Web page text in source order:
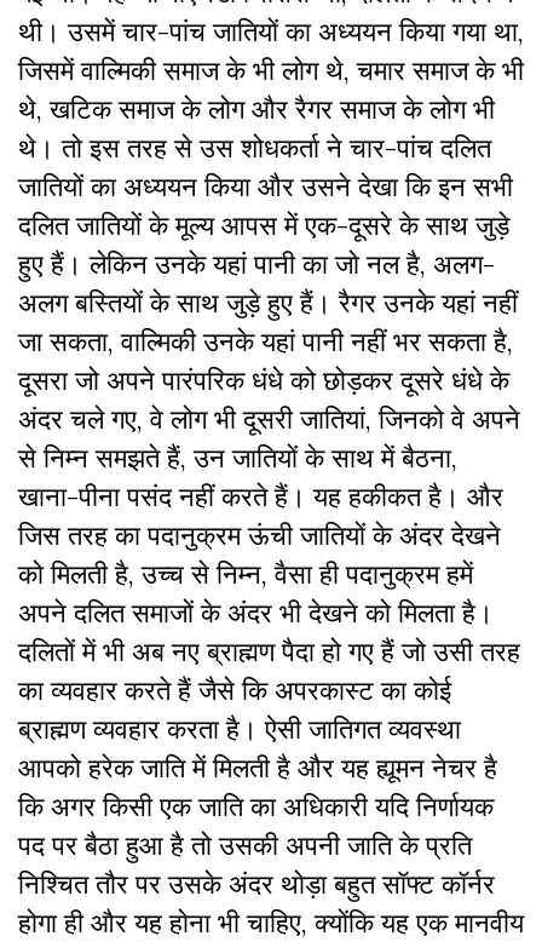
थी। उसमें चार-पांच जातियों का अध्ययन किया गया था,
जिसमें वाल्मिकी समाज के भी लोग थे, चमार समाज के भी
थे, खटिक समाज के लोग और रैगर समाज के लोग भी
थे। तो इस तरह से उस शोधकर्ता ने चार-पांच दलित
जातियों का अध्ययन किया और उसने देखा कि इन सभी
दलित जातियों के मूल्य आपस में एक-दूसरे के साथ जुड़े
हुए हैं। लेकिन उनके यहां पानी का जो नल है, अलग-
अलग बस्तियों के साथ जुड़े हुए हैं। रैगर उनके यहां नहीं
जा सकता, वाल्मिकी उनके यहां पानी नहीं भर सकता है,
दूसरा जो अपने पारंपरिक धंधे को छोड़कर दूसरे धंधे के
अंदर चले गए, वे लोग भी दूसरी जातियां, जिनको वे अपने
से निम्न समझते हैं, उन जातियों के साथ में बैठना,
खाना-पीना पसंद नहीं करते हैं। यह हकीकत है। और
जिस तरह का पदानुक्रम ऊंची जातियों के अंदर देखने
को मिलती है, उच्च से निम्न, वैसा ही पदानुक्रम हमें
अपने दलित समाजों के अंदर भी देखने को मिलता है।
दलितों में भी अब नए ब्राह्मण पैदा हो गए हैं जो उसी तरह
का व्यवहार करते हैं जैसे कि अपरकास्ट का कोई
ब्राह्मण व्यवहार करता है। ऐसी जातिगत व्यवस्था
आपको हरेक जाति में मिलती है और यह ह्यूमन नेचर है
कि अगर किसी एक जाति का अधिकारी यदि निर्णायक
पद पर बैठा हुआ है तो उसकी अपनी जाति के प्रति
निश्चित तौर पर उसके अंदर थोड़ा बहुत सॉफ्ट कॉर्नर
होगा ही और यह होना भी चाहिए, क्योंकि यह एक मानवीय